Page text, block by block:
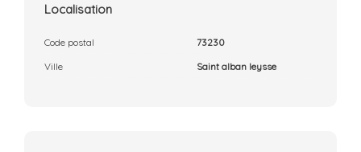
Localisation
Code postal
73230
Ville
Saint alban leysse